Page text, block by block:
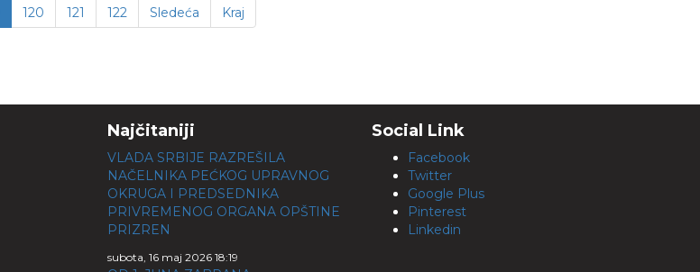
120 121 122 Sledeća Kraj
Najčitaniji
VLADA SRBIJE RAZREŠILA
NAČELNIKA PEĆKOG UPRAVNOG
OKRUGA I PREDSEDNIKA
PRIVREMENOG ORGANA OPŠTINE
PRIZREN
subota, 16 maj 2026 18:19
Social Link
Facebook
Twitter
Google Plus
Pinterest
Linkedin